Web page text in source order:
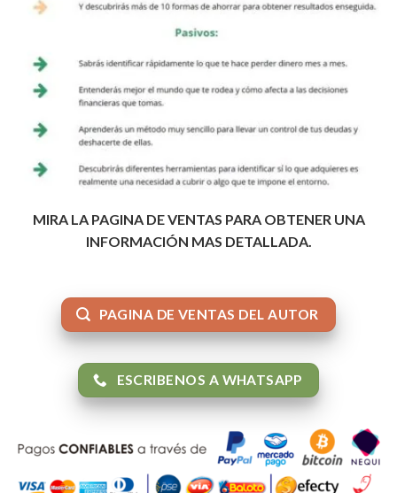
MIRA LA PAGINA DE VENTAS PARA OBTENER UNA
INFORMACIÓN MAS DETALLADA.
PAGINA DE VENTAS DEL AUTOR
ESCRIBENOS A WHATSAPP